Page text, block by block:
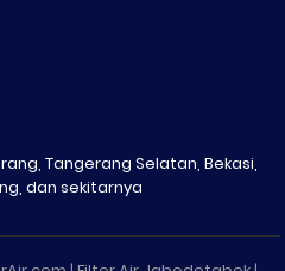
Tangerang Selatan, Bekasi,
dan sekitarnya